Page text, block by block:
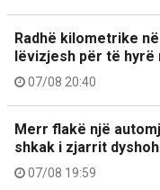
Radhë kilometrike
lëvizjesh për të
07/08 20:40
Merr flakë një
shkak i zjarrit
07/08 19:59